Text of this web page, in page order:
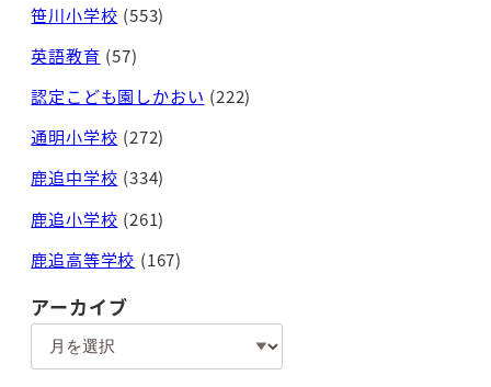
笹川小学校 (553)
英語教育 (57)
認定こども園しかおい (222)
通明小学校 (272)
鹿追中学校 (334)
鹿追小学校 (261)
鹿追高等学校 (167)
アーカイブ